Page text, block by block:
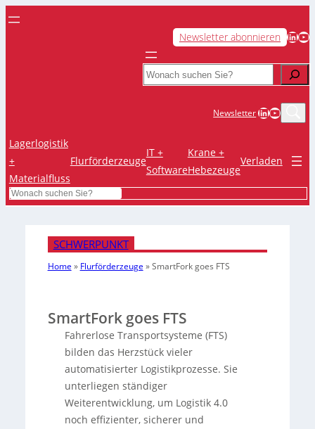
Newsletter abonnieren LinkedIn YouTube
Search
NewsletterLinkedIn
Lagerlogistik
+
Materialfluss
Flurförderzeuge
IT +
Software
Krane +
Hebezeuge
Verladen
Search
SCHWERPUNKT
Home » Flurförderzeuge »SmartFork goes FTS
SmartFork goes FTS
Fahrerlose Transportsysteme (FTS)
bilden das Herzstück vieler
automatisierter Logistikprozesse. Sie
unterliegen ständiger
Weiterentwicklung, um Logistik 4.0
noch effizienter, sicherer und